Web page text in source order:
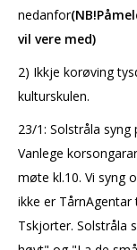
nedanfor
vil vere med)
2) Ikkje korøving
kulturskulen.
23/1: Solstråla syng
Vanlege
møte kl.10. Vi syng
ikke er
Tskjorter. Solstråla